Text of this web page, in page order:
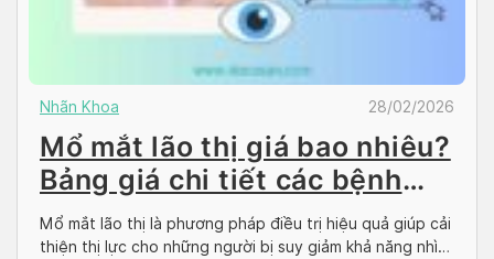
Nhãn Khoa 28/02/2026
Mổ mắt lão thị giá bao nhiêu?
Bảng giá chi tiết các bệnh
viện lớn
Mổ mắt lão thị là phương pháp điều trị hiệu quả giúp cải
thiện thị lực cho những người bị suy giảm khả năng nhìn